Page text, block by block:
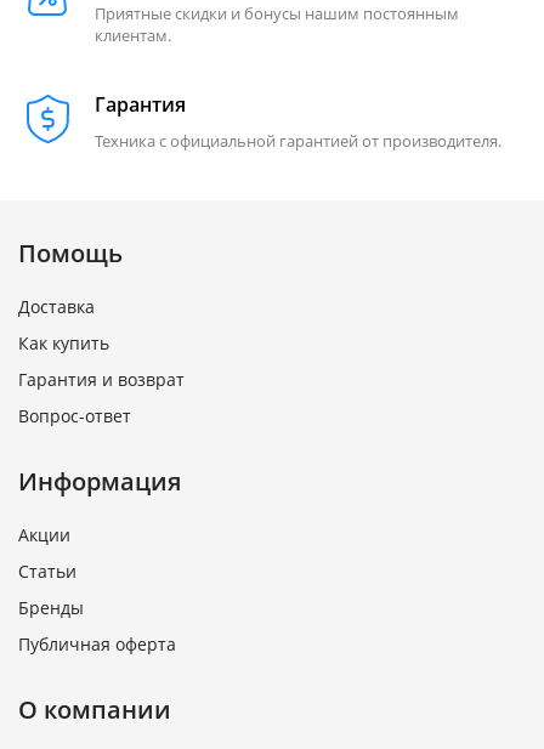
Приятные скидки и бонусы нашим постоянным
клиентам.
Гарантия
Техника с официальной гарантией от производителя.
Помощь
Доставка
Как купить
Гарантия и возврат
Вопрос-ответ
Информация
Акции
Статьи
Бренды
Публичная оферта
О компании